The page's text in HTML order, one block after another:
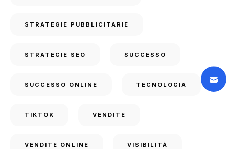
STRATEGIE PUBBLICITARIE
STRATEGIE SEO SUCCESSO
SUCCESSO ONLINE TECNOLOGIA
TIKTOK VENDITE
VENDITE ONLINE VISIBILITÀ